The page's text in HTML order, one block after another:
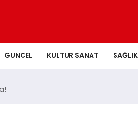
GÜNCEL KÜLTÜR SANAT SAĞLIK